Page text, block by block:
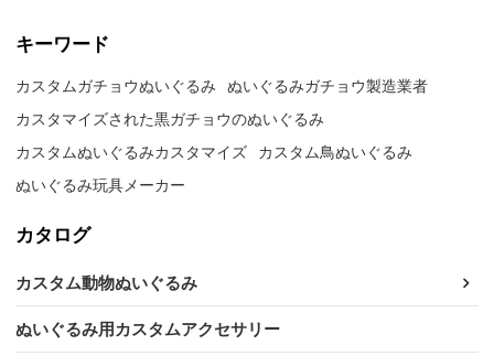
キーワード
カスタムガチョウぬいぐるみ ぬいぐるみガチョウ製造業者
カスタマイズされた黒ガチョウのぬいぐるみ
カスタムぬいぐるみカスタマイズ カスタム鳥ぬいぐるみ
ぬいぐるみ玩具メーカー
カタログ
カスタム動物ぬいぐるみ
ぬいぐるみ用カスタムアクセサリー